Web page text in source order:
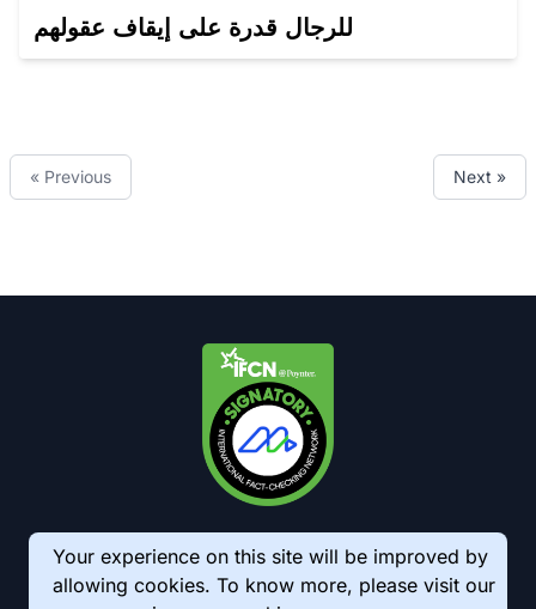
للرجال قدرة على إيقاف عقولهم
« Previous Next »
Your experience on this site will be improved by
allowing cookies. To know more, please visit our